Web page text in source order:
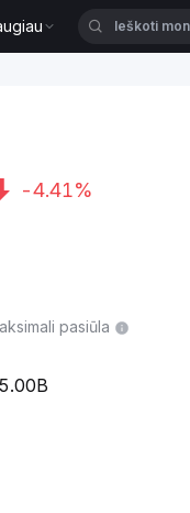
-4.41%
pasiūla